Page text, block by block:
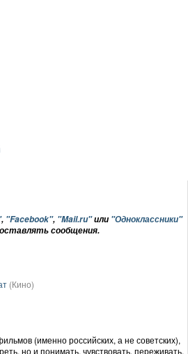
, "Facebook", "Mail.ru"или "Одноклассники"
сообщения.
(Кино)
(именно российских, а не советских),
но и понимать, чувствовать, переживать.